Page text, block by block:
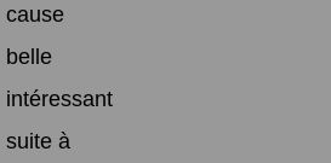
cause
belle
intéressant
suite à